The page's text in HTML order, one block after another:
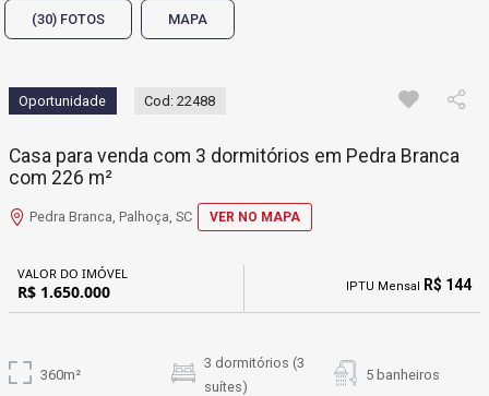
(30) FOTOS MAPA
Oportunidade Cod: 22488
Casa para venda com 3 dormitórios em Pedra Branca
com 226 m²
Pedra Branca, Palhoça, SC VER NO MAPA
VALOR DO IMÓVEL
R$ 1.650.000 IPTU Mensal R$ 144
360m²
3 dormitórios (3
suítes)
5 banheiros